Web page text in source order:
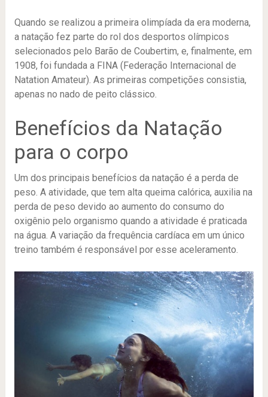
Quando se realizou a primeira olimpíada da era moderna,
a natação fez parte do rol dos desportos olímpicos
selecionados pelo Barão de Coubertim, e, finalmente, em
1908, foi fundada a FINA (Federação Internacional de
Natation Amateur). As primeiras competições consistia,
apenas no nado de peito clássico.
Benefícios da Natação
para o corpo
Um dos principais benefícios da natação é a perda de
peso. A atividade, que tem alta queima calórica, auxilia na
perda de peso devido ao aumento do consumo do
oxigênio pelo organismo quando a atividade é praticada
na água. A variação da frequência cardíaca em um único
treino também é responsável por esse aceleramento.